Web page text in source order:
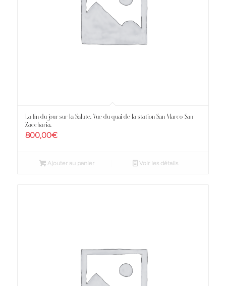
La fin du jour sur la Salute. Vue du quai de la station San Marco-San
Zaccharia.
800,00€
Ajouter au panier Voir les détails